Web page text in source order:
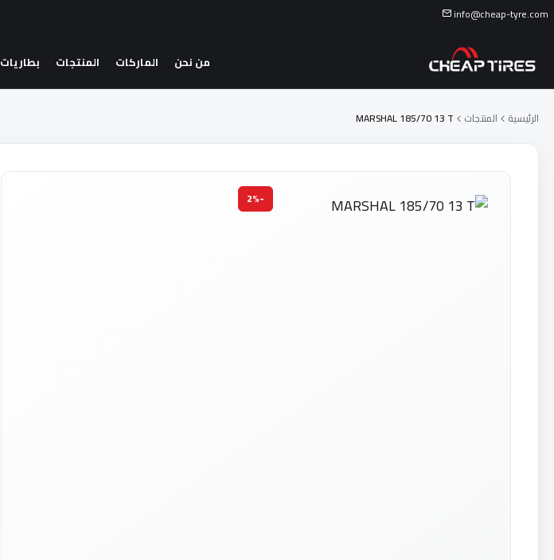
info@cheap-tyre.com
من نحن الماركات المنتجات بطاريات
الرئيسية المنتجات MARSHAL 185/70 13 T
-2%